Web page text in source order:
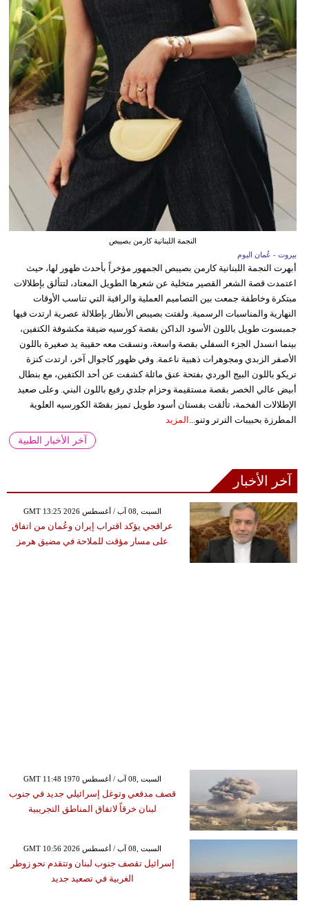
النجمة اللبنانية كارمن بصيبص
بيروت - عُمان اليوم
أبهرت النجمة اللبنانية كارمن بصيبص الجمهور مؤخراً بأحدث ظهور لها، حيث
اعتمدت قصة الشعر القصير متخلية عن شعرها الطويل المعتاد، لتتألق بإطلالات
مبتكرة وخاطفة جمعت بين التصاميم العملية والراقية التي تناسب الأوقات
النهارية والمناسبات الرسمية. ولفتت بصيبص الأنظار بإطلالة عصرية ارتدت فيها
جمبسوت طويل باللون الأسود الداكن بقصة كورسيه ضيقة مكشوفة الكتفين،
بينما انسدل الجزء السفلي بقصة واسعة، ونسقت معه حقيبة يد صغيرة باللون
الأصفر الزبدي ومجوهرات ذهبية ناعمة. وفي ظهور كاجوال آخر، ارتدت كنزة
تريكو باللون البيج الوردي بفتحة عنق مائلة كشفت عن أحد الكتفين، مع بنطال
أبيض عالي الخصر بقصة مستقيمة وحزام جلدي رفيع باللون البني. وعلى صعيد
الإطلالات الفخمة، تألقت بفستان أسود طويل تميز بقصّة الكورسيه العلوية
المطرزة بحبيبات الترتر وتنو... المزيد
آخر الأخبار الطبية
آخر الأخبار
GMT 13:25 2026 السبت ,08 آب / أغسطس
عراقجي يؤكد اقتراب إيران وعُمان من اتفاق
على مسار مؤقت للملاحة في مضيق هرمز
GMT 11:48 1970 السبت ,08 آب / أغسطس
قصف مدفعي وتوغل إسرائيلي جديد في جنوب
لبنان خرقاً لاتفاق المناطق التجريبية
GMT 10:56 2026 السبت ,08 آب / أغسطس
إسرائيل تقصف جنوب لبنان وتتقدم نحو زوطر
الغربية في تصعيد جديد